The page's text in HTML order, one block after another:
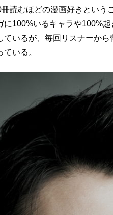
読むほどの漫画好きという
100%いるキャラや100%
ているが、毎回リスナーか
いる。